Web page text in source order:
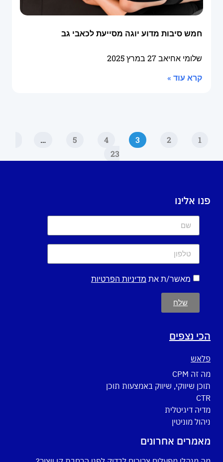
חמש סיבות מדוע יוגה מסייעת לכאבי גב
שלומי אחיאב27 במרץ 2025
קרא עוד »
1
2
3
4
5
…
23
פנו אלינו
מאשר/ת את מדיניות הפרטיות
שלח
הכי נצפים
פלאש
מה זה CPM
תוכן שיווקי, שיווק באמצעות תוכן
CTR
מדיה דיגיטלית
ניהול מוניטין
מאמרים אחרונים